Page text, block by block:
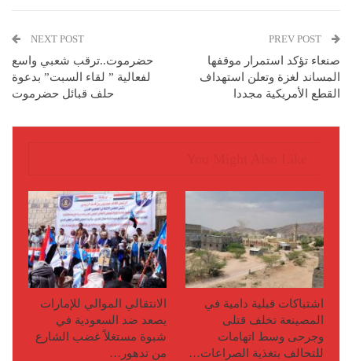
صنعاء تؤكد استمرار موقفها
المساند لغزة وتعلن استهداف
القطع الأمريكية مجددا
NEXT POST
حضرموت..ترقب شعبي واسع
لفعالية ” لقاء السبت” بدعوة
حلف قبائل حضرموت
اشتباكات قبلية دامية في
المصينعة تخلف قتلى
وجرحى وسط اتهامات
للتحالف بتغذية الصراعات…
الانتقالي الموالي للإمارات
يصعد ضد السعودية في
شبوة مستغلاً غضب الشارع
من تدهور…